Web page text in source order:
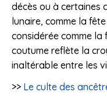
décès ou à certaines
lunaire, comme la
considérée comme la
coutume reflète la
inaltérable entre les
>> Le culte des